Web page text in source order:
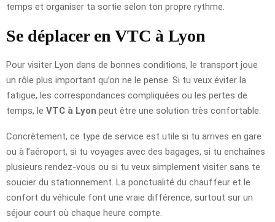
temps et organiser ta sortie selon ton propre rythme.
Se déplacer en VTC à Lyon
Pour visiter Lyon dans de bonnes conditions, le transport joue
un rôle plus important qu’on ne le pense. Si tu veux éviter la
fatigue, les correspondances compliquées ou les pertes de
temps, le VTC à Lyon peut être une solution très confortable.
Concrètement, ce type de service est utile si tu arrives en gare
ou à l’aéroport, si tu voyages avec des bagages, si tu enchaînes
plusieurs rendez-vous ou si tu veux simplement visiter sans te
soucier du stationnement. La ponctualité du chauffeur et le
confort du véhicule font une vraie différence, surtout sur un
séjour court où chaque heure compte.